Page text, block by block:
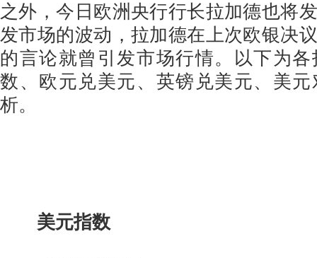
之外，今日欧洲央行行长拉加德也将
发市场的波动，拉加德在上次欧银决
的言论就曾引发市场行情。以下为
数、欧元兑美元、英镑兑美元、美
析。
美元指数